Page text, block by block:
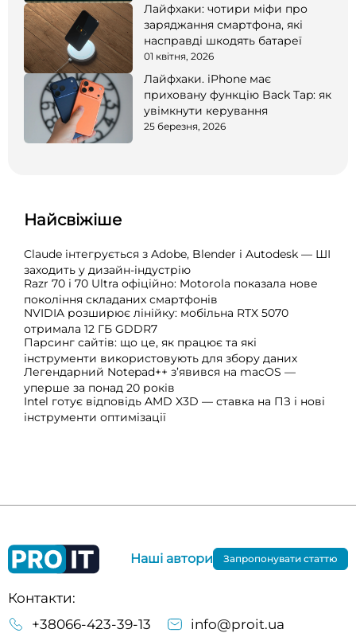
Лайфхаки: чотири міфи про
заряджання смартфона, які
насправді шкодять батареї
01 квітня, 2026
Лайфхаки. iPhone має
приховану функцію Back Tap: як
увімкнути керування
25 березня, 2026
Найсвіжіше
Claude інтегрується з Adobe, Blender і Autodesk — ШІ
заходить у дизайн-індустрію
Razr 70 і 70 Ultra офіційно: Motorola показала нове
покоління складаних смартфонів
NVIDIA розширює лінійку: мобільна RTX 5070
отримала 12 ГБ GDDR7
Парсинг сайтів: що це, як працює та які
інструменти використовують для збору даних
Легендарний Notepad++ з’явився на macOS —
уперше за понад 20 років
Intel готує відповідь AMD X3D — ставка на ПЗ і нові
інструменти оптимізації
Контакти:
+38066-423-39-13
info@proit.ua
Наші автори Запропонувати статтю